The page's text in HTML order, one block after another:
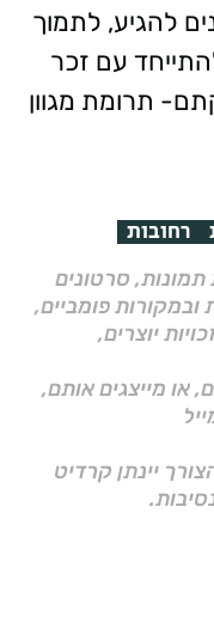
להגיע, לתמוך
עם זכר
תרומת מגוון
רחובות
תמונות, סרטונים
פומביים,
27א לחוק זכויות יוצרים,
או מייצגים אותם,
יינתן קרדיט